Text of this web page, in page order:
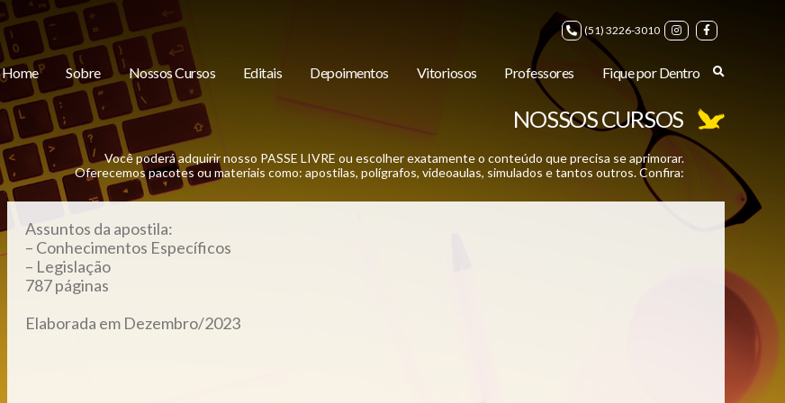
(51) 3226-3010
Home Sobre Nossos Cursos Editais Depoimentos Vitoriosos Professores Fique por Dentro
NOSSOS CURSOS
Você poderá adquirir nosso PASSE LIVRE ou escolher exatamente o conteúdo que precisa se aprimorar.
Oferecemos pacotes ou materiais como: apostilas, polígrafos, videoaulas, simulados e tantos outros. Confira:
Assuntos da apostila:
– Conhecimentos Específicos
– Legislação
787 páginas
Elaborada em Dezembro/2023